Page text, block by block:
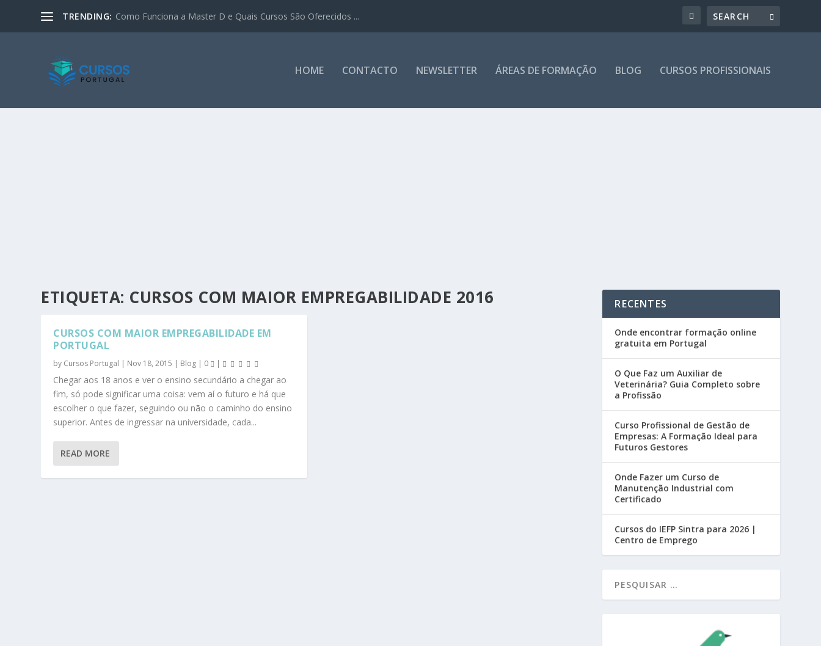
TRENDING: Como Funciona a Master D e Quais Cursos São Oferecidos ...
HOME CONTACTO NEWSLETTER ÁREAS DE FORMAÇÃO BLOG CURSOS PROFISSIONAIS
ETIQUETA: CURSOS COM MAIOR EMPREGABILIDADE 2016
CURSOS COM MAIOR EMPREGABILIDADE EM
PORTUGAL
by Cursos Portugal | Nov 18, 2015 | Blog | 0 |
Chegar aos 18 anos e ver o ensino secundário a chegar ao
fim, só pode significar uma coisa: vem aí o futuro e há que
escolher o que fazer, seguindo ou não o caminho do ensino
superior. Antes de ingressar na universidade, cada...
READ MORE
RECENTES
Onde encontrar formação online
gratuita em Portugal
O Que Faz um Auxiliar de
Veterinária? Guia Completo sobre
a Profissão
Curso Profissional de Gestão de
Empresas: A Formação Ideal para
Futuros Gestores
Onde Fazer um Curso de
Manutenção Industrial com
Certificado
Cursos do IEFP Sintra para 2026 |
Centro de Emprego